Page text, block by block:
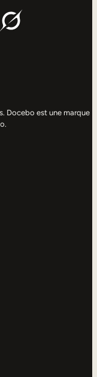
Docebo est une marque